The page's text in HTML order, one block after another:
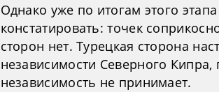
Однако уже по итогам этого
констатировать: точек
сторон нет. Турецкая сторона
независимости Северного Кипра,
независимость не принимает.